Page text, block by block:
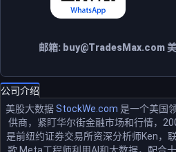
邮箱: buy@TradesMax.com
公司介绍
美股大数据StockWe.com 是一个美国
供商，紧盯华尔街金融市场和行情，
是前纽约证券交易所资深分析师Ken，
歌 Meta工程师利用AI和大数据，配合